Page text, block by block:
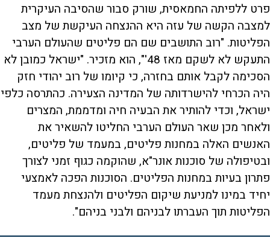
פרט ללפיתה החמאסית, שורק סבור שהסיבה העיקרית
למצבה הקשה של עזה היא ההנצחה העיקשת של מצב
הפליטות. "רוב התושבים שם הם פליטים שהעולם הערבי
התעקש לא לשקם מאז 48'", הוא מזכיר. "ישראל כמובן לא
הסכימה לקבל אותם בחזרה, כי קיומו של רוב יהודי חזק
היה הכרחי להישרדותה של המדינה הצעירה. כהתרסה כלפי
ישראל, וכדי להותיר את הבעיה חיה ומדממת, המצרים
ולאחר מכן שאר העולם הערבי החליטו להשאיר את
האנשים האלה במחנות פליטים, במעמד של פליטים,
ובטיפולה של סוכנות אונר"א, שהוקמה כגוף זמני לצורך
פתרון בעיות במחנות הפליטים. הסוכנות הפכה לאמצעי
יחיד במינו למניעת שיקום הפליטים ולהנצחת מעמד
הפליטות תוך העברתו לבניהם ולבני בניהם".